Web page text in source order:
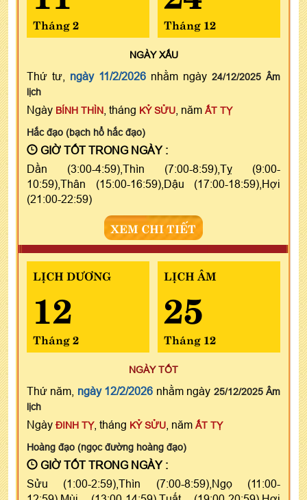
Tháng 2 Tháng 12
NGÀYXẤU
Thứ tư, ngày 11/2/2026 nhằm ngày 24/12/2025 Âm
lịch
Ngày BÍNH THÌN , tháng KỶ SỬU , năm ẤT TỴ
Hắc đạo (bạch hổ hắc đạo)
GIỜ TỐT TRONG NGÀY :
Dần (3:00-4:59),Thìn (7:00-8:59),Tỵ (9:00-
10:59),Thân (15:00-16:59),Dậu (17:00-18:59),Hợi
(21:00-22:59)
XEM CHI TIẾT
LỊCH DƯƠNG
12
Tháng 2
LỊCH ÂM
25
Tháng 12
NGÀY TỐT
Thứ năm, ngày 12/2/2026 nhằm ngày 25/12/2025 Âm
lịch
Ngày ĐINH TỴ, tháng KỶ SỬU , năm ẤT TỴ
Hoàng đạo (ngọc đường hoàng đạo)
GIỜ TỐT TRONG NGÀY :
Sửu (1:00-2:59),Thìn (7:00-8:59),Ngọ (11:00-